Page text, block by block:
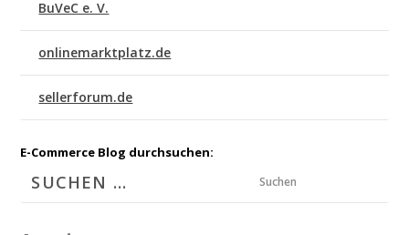
BuVeC e. V.
onlinemarktplatz.de
sellerforum.de
E-Commerce Blog durchsuchen:
Suchen